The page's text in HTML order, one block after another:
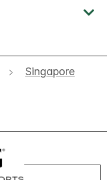
Singapore